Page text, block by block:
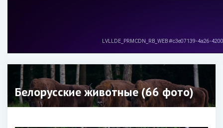
Белорусские животные (66 фото)